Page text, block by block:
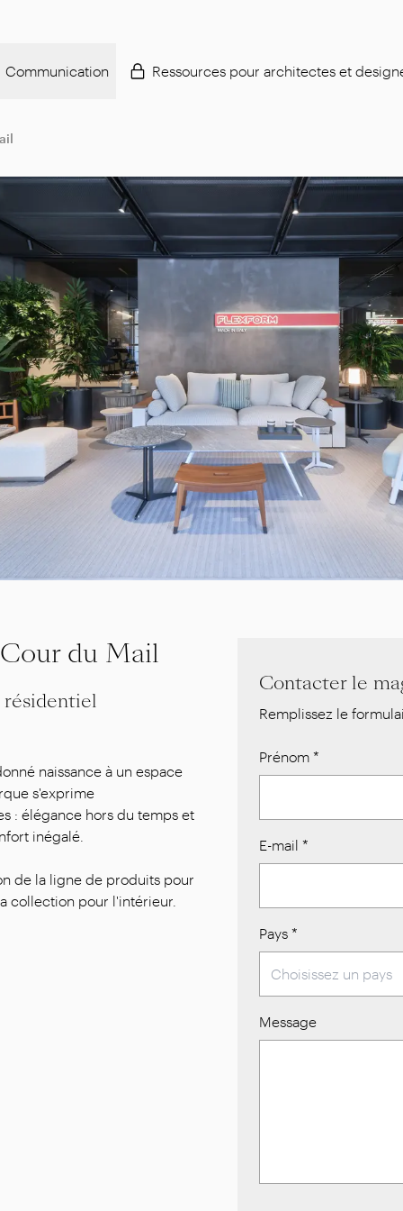
Communication Ressources pour architectes et
du Mail
naissance à un espace
s'exprime
: élégance hors du temps et
inégalé.
de la ligne de produits pour
collection pour l'intérieur.
Contacter le
Remplissez le
Prénom *
E-mail *
Pays *
Message